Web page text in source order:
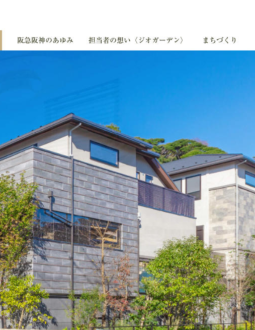
阪急阪神のあゆみ 担当者の想い〈ジオガーデン〉 まちづくり
阪急阪神のあゆみ 担当者の想い〈ジオガーデン〉 まちづくり